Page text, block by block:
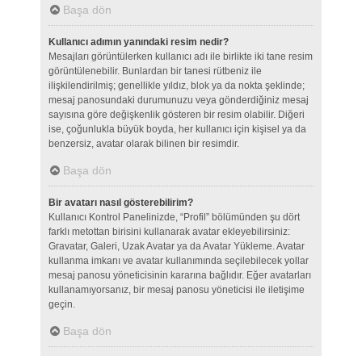
Başa dön
Kullanıcı adımın yanındaki resim nedir?
Mesajları görüntülerken kullanıcı adı ile birlikte iki tane resim
görüntülenebilir. Bunlardan bir tanesi rütbeniz ile
ilişkilendirilmiş; genellikle yıldız, blok ya da nokta şeklinde;
mesaj panosundaki durumunuzu veya gönderdiğiniz mesaj
sayısına göre değişkenlik gösteren bir resim olabilir. Diğeri
ise, çoğunlukla büyük boyda, her kullanıcı için kişisel ya da
benzersiz, avatar olarak bilinen bir resimdir.
Başa dön
Bir avatarı nasıl gösterebilirim?
Kullanıcı Kontrol Panelinizde, “Profil” bölümünden şu dört
farklı metottan birisini kullanarak avatar ekleyebilirsiniz:
Gravatar, Galeri, Uzak Avatar ya da Avatar Yükleme. Avatar
kullanma imkanı ve avatar kullanımında seçilebilecek yollar
mesaj panosu yöneticisinin kararına bağlıdır. Eğer avatarları
kullanamıyorsanız, bir mesaj panosu yöneticisi ile iletişime
geçin.
Başa dön